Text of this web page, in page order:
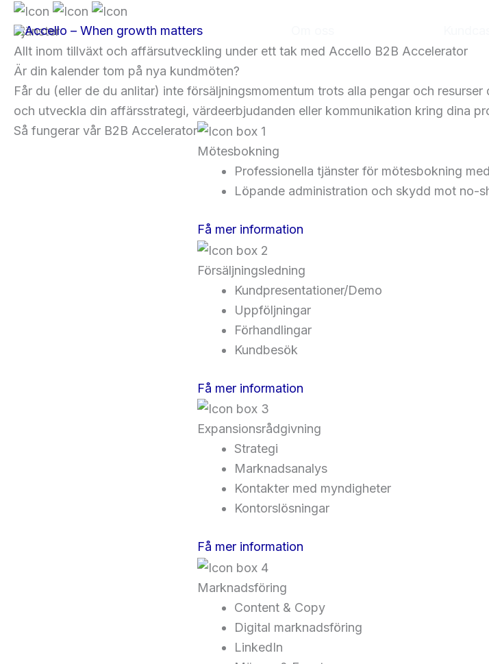
Hoppa
innehåll
Tjänster
Allt inom tillväxt och affärsutveckling under ett tak med Accello B2B Accelerator
Är din kalender tom på nya kundmöten?
Får du (eller de du anlitar) inte försäljningsmomentum trots alla pengar och
och utveckla din affärsstrategi, värdeerbjudanden eller kommunikation kring dina
Så fungerar vår B2B Accelerator
Mötesbokning
Professionella tjänster för mötesbokning
Löpande administration och skydd mot no-
Få mer information
Försäljningsledning
Kundpresentationer/Demo
Uppföljningar
Förhandlingar
Kundbesök
Få mer information
Expansionsrådgivning
Strategi
Marknadsanalys
Kontakter med myndigheter
Kontorslösningar
Få mer information
Marknadsföring
Content & Copy
Digital marknadsföring
LinkedIn